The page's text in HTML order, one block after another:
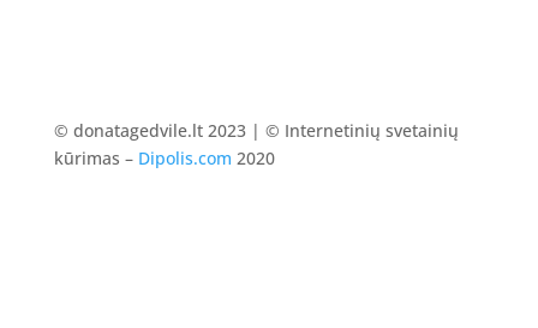
© donatagedvile.lt 2023 | © Internetinių svetainių
kūrimas – Dipolis.com 2020